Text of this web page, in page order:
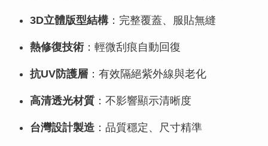
3D立體版型結構：完整覆蓋、服貼無縫
熱修復技術：輕微刮痕自動回復
抗UV防護層 ：有效隔絕紫外線與老化
高清透光材質 ：不影響顯示清晰度
台灣設計製造 ：品質穩定、尺寸精準